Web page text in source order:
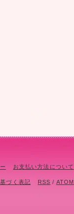
お支払い方法について
づく表記 RSS / ATOM